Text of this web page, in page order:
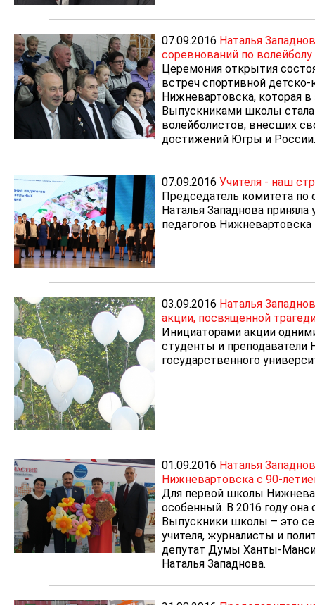
07.09.2016 Наталья
соревнований по
Церемония открытия
встреч спортивной
Нижневартовска, которая
Выпускниками школы стала
волейболистов, внесших
достижений Югры и России.
07.09.2016 Учителя - наш
Председатель комитета
Наталья Западнова
педагогов Нижневартовска
03.09.2016 Наталья
акции, посвященной
Инициаторами акции
студенты и преподаватели
государственного
01.09.2016 Наталья
Нижневартовска с 90-
Для первой школы
особенный. В 2016 году она
Выпускники школы – это
учителя, журналисты и
депутат Думы Ханты-
Наталья Западнова.